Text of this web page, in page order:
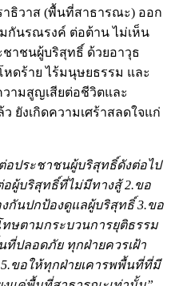
าธิวาส (พื้นที่สาธารณะ) ออก
กันรณรงค์ ต่อต้าน ไม่เห็น
าชนผู้บริสุทธิ์ ด้วยอาวุธ
ดร้าย ไร้มนุษยธรรม และ
วามสูญเสียต่อชีวิตและ
ยังเกิดความเศร้าสลดใจแก่
อประชาชนผู้บริสุทธิ์ดังต่อไป
ผู้บริสุทธิ์ที่ไม่มีทางสู้ 2.ขอ
กันปกป้องดูแลผู้บริสุทธิ์ 3.ขอ
ษตามกระบวนการยุติธรรม
ที่ปลอดภัย ทุกฝ่ายควรเฝ้า
5.ขอให้ทุกฝ่ายเคารพพื้นที่ที่มี